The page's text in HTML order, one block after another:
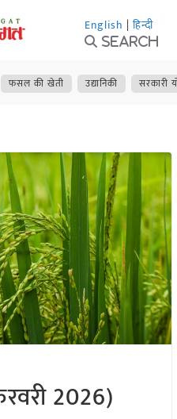
English | हिन्दी
Search
फसल की खेती उद्यानिकी सरकारी
2026)